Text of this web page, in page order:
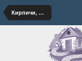
Кирпичи, пеноблоки, плиты